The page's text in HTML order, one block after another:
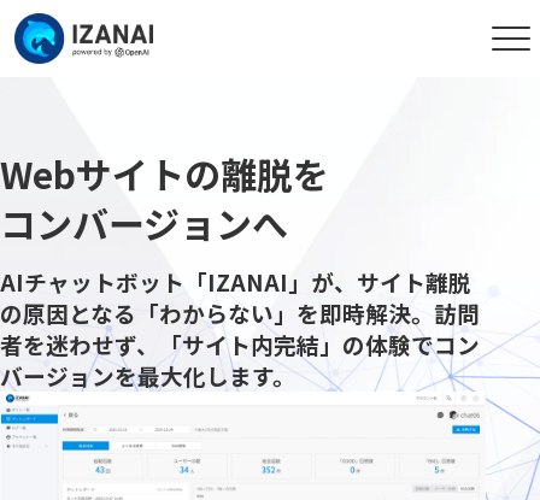
Webサイトの離脱を
コンバージョンへ
AIチャットボット「IZANAI」が、 サイト離脱
の原因となる「わからない」を即時解決。 訪問
者を迷わせず、「サイト内完結」の体験でコン
バージョンを最大化します。